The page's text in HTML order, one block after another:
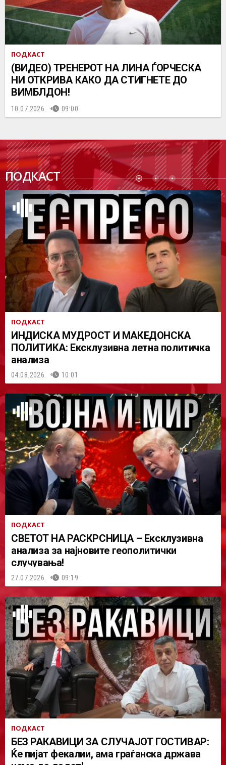
ПОДКАСТ
(ВИДЕО) ТРЕНЕРОТ НА ЛИНА ЃОРЧЕСКА
НИ ОТКРИВА КАКО ДА СТИГНЕТЕ ДО
ВИМБЛДОН!
10.07.2026. 09:00
ПОДКАСТ
ПОДК
АСТ
ПОДКАСТ
ИНДИСКА МУДРОСТ И МАКЕДОНСКА
ПОЛИТИКА: Ексклузивна летна политичка
анализа
04.08.2026. 10:01
ПОДКАСТ
СВЕТОТ НА РАСКРСНИЦА – Ексклузивна
анализа за најновите геополитички
случувања!
27.07.2026. 09:19
ПОДКАСТ
БЕЗ РАКАВИЦИ ЗА СЛУЧАЈОТ ГОСТИВАР:
Ќе пијат фекалии, ама граѓанска држава